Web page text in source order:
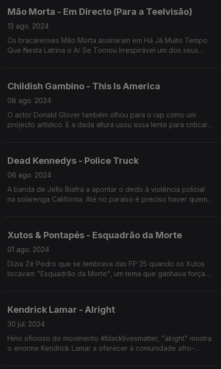
Mão Morta - Em Directo (Para a Teelvisão)
13 ago. 2024
Os bracarenses Mão Morta assinaram em Há Já Muito Tempo
Que Nesta Latrina o Ar Se Tornou Irrespirável um dos seus
Childish Gambino - This Is America
08 ago. 2024
O actor Donald Glover também olhou para o rap como um
projecto artístico. E a dada altura usou essa lente para criticar a
Dead Kennedys - Police Truck
06 ago. 2024
A banda de Jello Biafra a apontar o dedo à violência policial
na solarenga Califórnia. Até no paraíso é preciso haver quem
Xutos & Pontapés - Esquadrão da Morte
01 ago. 2024
Dizia Zé Pedro que se lembrava das FP 25 quando os Xutos
tocavam "Esquadrão da Morte", um tema que ganhava força
Kendrick Lamar - Alright
30 jul. 2024
Hino oficioso do movimento #blacklivesmatter, "alright" mostra
o enorme Kendrick Lamar a oferecer à comunidade afro-